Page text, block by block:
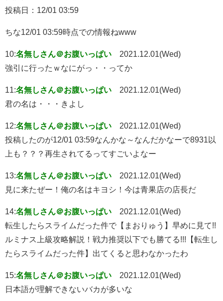
投稿日：12/01 03:59
ちな12/01 03:59時点での情報ねwww
10:名無しさん＠お腹いっぱい
2021.12.01(Wed)
強引に行ったｗなにがっ・・ってか
11:名無しさん＠お腹いっぱい
2021.12.01(Wed)
君の名は・・・きよし
12:名無しさん＠お腹いっぱい
2021.12.01(Wed)
投稿したのが12/01 03:59なんかな～なんだかなーで8931以
上も？？？再生されてるってすごいよなー
13:名無しさん＠お腹いっぱい
2021.12.01(Wed)
見に来たぜー！俺の名はキヨシ！今は青果店の店長だ
14:名無しさん＠お腹いっぱい
2021.12.01(Wed)
転生したらスライムだった件で【まおりゅう】早めに見て!!
ルミナス上級攻略解説！戦力推奨以下でも勝てる!!!【転生し
たらスライムだった件】出てくると思わなかったわ
15:名無しさん＠お腹いっぱい
2021.12.01(Wed)
日本語が理解できないバカが多いな